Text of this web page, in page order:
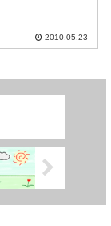
2010.05.23